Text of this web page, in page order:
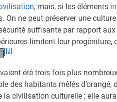
, mais, si les éléments
On ne peut préserver une
suffisante par rapport
limitent leur
[2]
été trois fois plus
des habitants mêlés d’orangé,
la civilisation culturelle ; elle